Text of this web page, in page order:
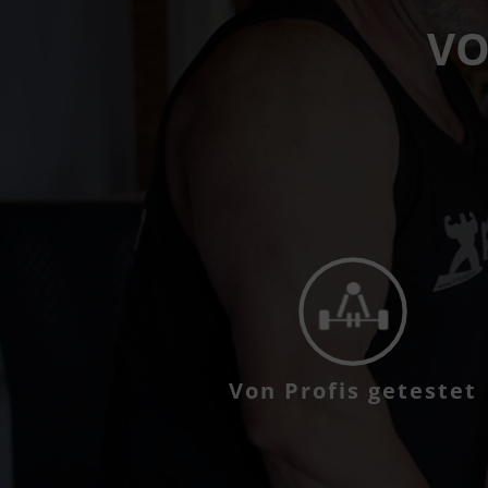
Von Profis getestet